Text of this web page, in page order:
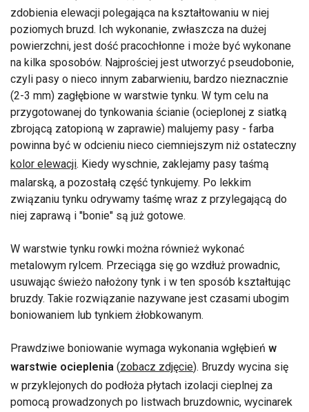
zdobienia elewacji polegająca na kształtowaniu w niej
poziomych bruzd. Ich wykonanie, zwłaszcza na dużej
powierzchni, jest dość pracochłonne i może być wykonane
na kilka sposobów. Najprościej jest utworzyć pseudobonie,
czyli pasy o nieco innym zabarwieniu, bardzo nieznacznie
(2-3 mm) zagłębione w warstwie tynku. W tym celu na
przygotowanej do tynkowania ścianie (ocieplonej z siatką
zbrojącą zatopioną w zaprawie) malujemy pasy - farba
powinna być w odcieniu nieco ciemniejszym niż ostateczny
kolor elewacji. Kiedy wyschnie, zaklejamy pasy taśmą
malarską, a pozostałą część tynkujemy. Po lekkim
związaniu tynku odrywamy taśmę wraz z przylegającą do
niej zaprawą i "bonie" są już gotowe.
W warstwie tynku rowki można również wykonać
metalowym rylcem. Przeciąga się go wzdłuż prowadnic,
usuwając świeżo nałożony tynk i w ten sposób kształtując
bruzdy. Takie rozwiązanie nazywane jest czasami ubogim
boniowaniem lub tynkiem żłobkowanym.
Prawdziwe boniowanie wymaga wykonania wgłębień w
warstwie ocieplenia (zobacz zdjęcie). Bruzdy wycina się
w przyklejonych do podłoża płytach izolacji cieplnej za
pomocą prowadzonych po listwach bruzdownic, wycinarek